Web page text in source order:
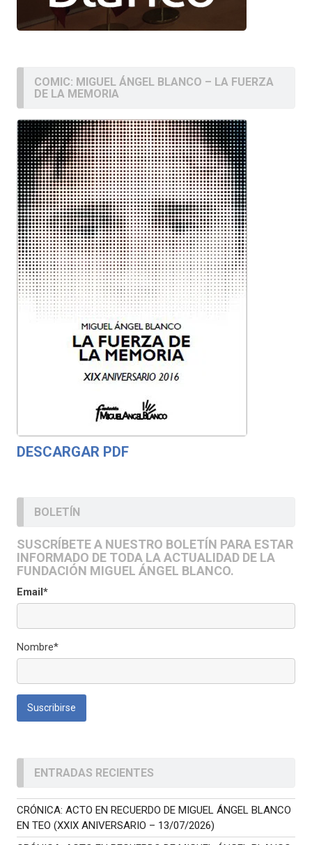
COMIC: MIGUEL ÁNGEL BLANCO – LA FUERZA
DE LA MEMORIA
DESCARGAR PDF
BOLETÍN
SUSCRÍBETE A NUESTRO BOLETÍN PARA ESTAR
INFORMADO DE TODA LA ACTUALIDAD DE LA
FUNDACIÓN MIGUEL ÁNGEL BLANCO.
Email*
Nombre*
ENTRADAS RECIENTES
CRÓNICA: ACTO EN RECUERDO DE MIGUEL ÁNGEL BLANCO
EN TEO (XXIX ANIVERSARIO – 13/07/2026)